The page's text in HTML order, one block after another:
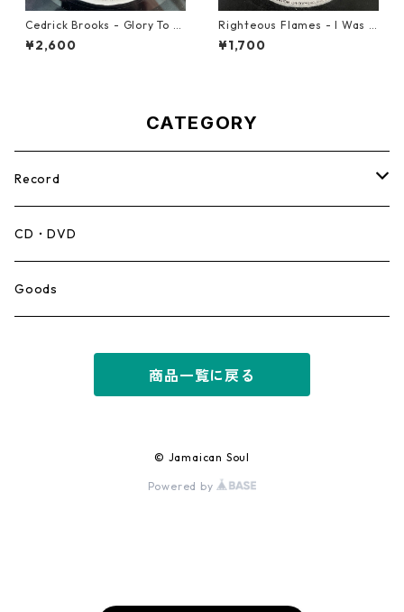
Cedrick Brooks - Glory To S
ounds【7-21786】
¥2,600
Righteous Flames - I Was B
orn To Be Loved【7-21191】
¥1,700
CATEGORY
Record
Mento,Calypso,Ballad
Ska
CD・DVD
Goods
商品一覧に戻る
© Jamaican Soul
Powered by